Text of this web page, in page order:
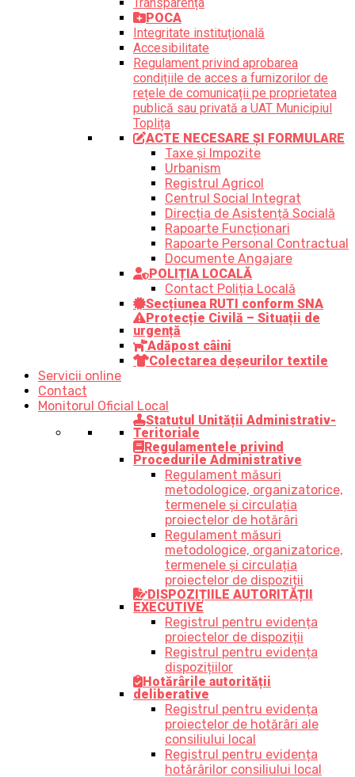
POCA
Integritate instituțională
Accesibilitate
Regulament privind aprobarea
condițiile de acces a furnizorilor de
rețele de comunicații pe proprietatea
publică sau privată a UAT Municipiul
Toplița
ACTE NECESARE ȘI FORMULARE
Taxe și Impozite
Urbanism
Registrul Agricol
Centrul Social Integrat
Direcția de Asistență Socială
Rapoarte Funcționari
Rapoarte Personal Contractual
Documente Angajare
POLIȚIA LOCALĂ
Contact Poliția Locală
Secțiunea RUTI conform SNA
Protecție Civilă – Situații de
urgență
Adăpost câini
Colectarea deșeurilor textile
Servicii online
Contact
Monitorul Oficial Local
Statutul Unității Administrativ-
Teritoriale
Regulamentele privind
Procedurile Administrative
Regulament măsuri
metodologice, organizatorice,
termenele și circulația
proiectelor de hotărâri
Regulament măsuri
metodologice, organizatorice,
termenele și circulația
proiectelor de dispoziții
DISPOZIȚIILE AUTORITĂȚII
EXECUTIVE
Registrul pentru evidența
proiectelor de dispoziții
Registrul pentru evidența
dispozițiilor
Hotărârile autorității
deliberative
Registrul pentru evidența
proiectelor de hotărâri ale
consiliului local
Registrul pentru evidența
hotărârilor consiliului local